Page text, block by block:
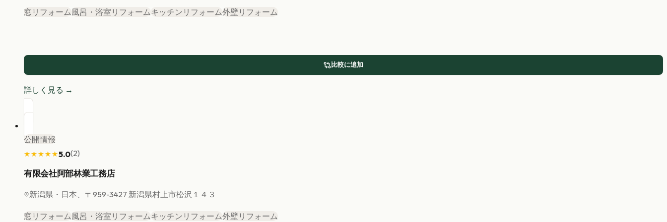
窓リフォーム 風呂・浴室リフォームキッチンリフォーム外壁リフォーム
比較に追加
詳しく見る →
公開情報
★★★★★
★★★★★5.0(2)
有限会社阿部林業工務店
新潟県 ・日本、〒959-3427 新潟県村上市松沢１４３
窓リフォーム 風呂・浴室リフォームキッチンリフォーム外壁リフォーム